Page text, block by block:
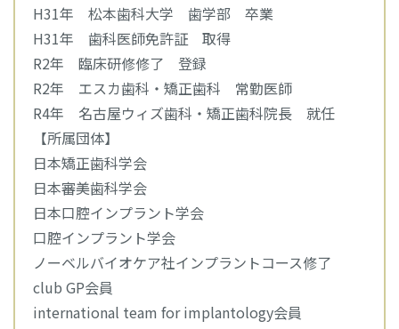
H31年 松本歯科大学 歯学部 卒業
H31年 歯科医師免許証 取得
R2年 臨床研修修了 登録
R2年 エスカ歯科・矯正歯科 常勤医師
R4年 名古屋ウィズ歯科・矯正歯科院長 就任
【所属団体】
日本矯正歯科学会
日本審美歯科学会
日本口腔インプラント学会
口腔インプラント学会
ノーベルバイオケア社インプラントコース修了
club GP会員
international team for implantology会員